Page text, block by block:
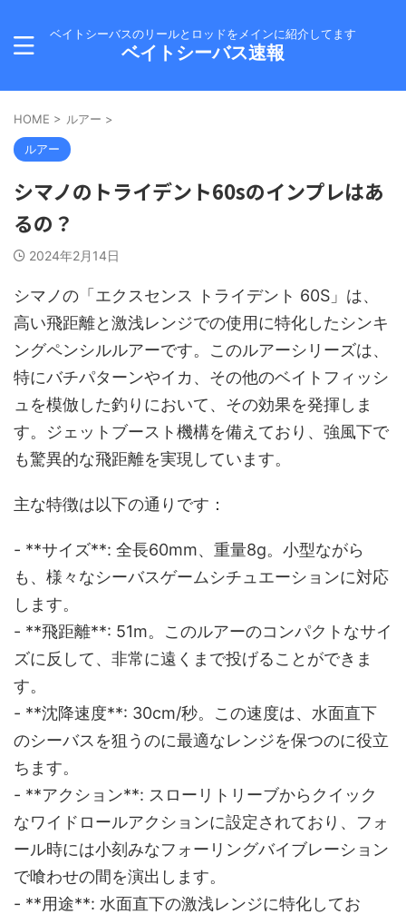
ベイトシーバスのリールとロッドをメインに紹介してます
ベイトシーバス速報
HOME > ルアー >
ルアー
シマノのトライデント60sのインプレはあ
るの？
2024年2月14日
シマノの「エクスセンス トライデント 60S」は、
高い飛距離と激浅レンジでの使用に特化したシンキ
ングペンシルルアーです。このルアーシリーズは、
特にバチパターンやイカ、その他のベイトフィッシ
ュを模倣した釣りにおいて、その効果を発揮しま
す。ジェットブースト機構を備えており、強風下で
も驚異的な飛距離を実現しています。
主な特徴は以下の通りです：
- **サイズ**: 全長60mm、重量8g。小型ながら
も、様々なシーバスゲームシチュエーションに対応
します。
- **飛距離**: 51m。このルアーのコンパクトなサイ
ズに反して、非常に遠くまで投げることができま
す。
- **沈降速度**: 30cm/秒。この速度は、水面直下
のシーバスを狙うのに最適なレンジを保つのに役立
ちます。
- **アクション**: スローリトリーブからクイック
なワイドロールアクションに設定されており、フォ
ール時には小刻みなフォーリングバイブレーション
で喰わせの間を演出します。
- **用途**: 水面直下の激浅レンジに特化してお